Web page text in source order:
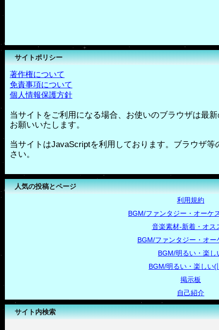
サイトポリシー
著作権について
免責事項について
個人情報保護方針
当サイトをご利用になる場合、お使いのブラウザは最
お願いいたします。
当サイトはJavaScriptを利用しております。ブラウザ
さい。
人気の投稿とページ
利用規約
BGM/ファンタジー・オーケ
音楽素材-新着・オス
BGM/ファンタジー・オー
BGM/明るい・楽し
BGM/明るい・楽しい(
掲示板
自己紹介
サイト内検索